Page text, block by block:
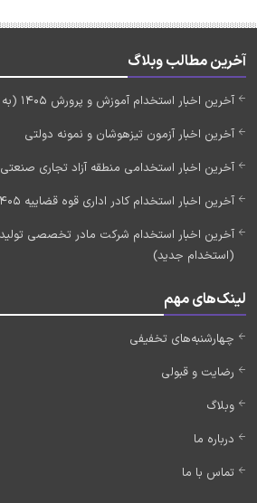
آخرین مطالب وبلاگ
آخرین اخبار استخدام آموزش و پرورش 1405 (به زودی)
آخرین اخبار آزمون تیزهوشان و نمونه دولتی
آخرین اخبار استخدامی منطقه آزاد تجاری صنعتی 1405
آخرین اخبار استخدام کادر اداری قوه قضاییه 1405 (به زودی)
(استخدام جدید)
لینک‌های مهم
چهارشنبه‌های تخفیفی
رضایت و قبولی
وبلاگ
درباره ما
تماس با ما